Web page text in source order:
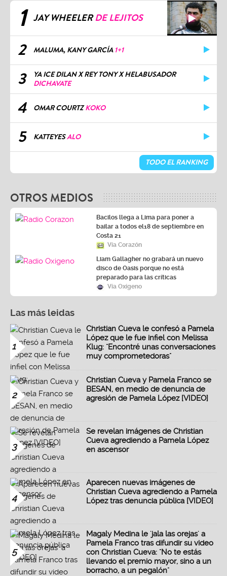
1 JAY WHEELERDE LEJITOS
2 MALUMA, KANY GARCÍA 1+1
3
YA ICE DILAN X REY TONY X HELABUSADOR
DICHAVATE
4 OMAR COURTZKOKO
5 KATTEYESALO
TODO EL RANKING
OTROS MEDIOS
Bacilos llega a Lima para poner a
bailar a todos el18 de septiembre en
Costa 21
Vía Corazón
Liam Gallagher no grabará un nuevo
disco de Oasis porque no está
preparado para las críticas
Vía Oxígeno
Las más leidas
1
Christian Cueva le confesó a Pamela
López que le fue infiel con Melissa
Klug: "Encontré unas conversaciones
muy comprometedoras"
2
Christian Cueva y Pamela Franco se
BESAN, en medio de denuncia de
agresión de Pamela López [VIDEO]
3
Se revelan imágenes de Christian
Cueva agrediendo a Pamela López
en ascensor
4
Aparecen nuevas imágenes de
Christian Cueva agrediendo a Pamela
López tras denuncia pública [VIDEO]
5
Magaly Medina le 'jala las orejas' a
Pamela Franco tras difundir su video
con Christian Cueva: "No te estás
llevando el premio mayor, sino a un
borracho, a un pegalón"